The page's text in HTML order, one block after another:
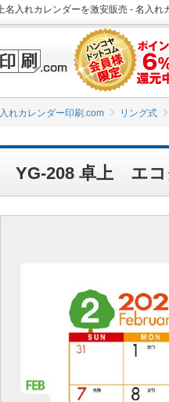
入れカレンダーを激安販売 - 名入れ
れカレンダー印刷.com リング式
YG-208 卓上 エコ